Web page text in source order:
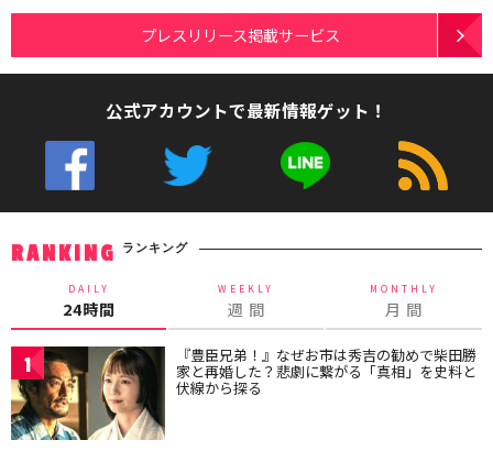
プレスリリース掲載サービス
公式アカウントで最新情報ゲット！
RANKING ランキング
DAILY
24時間
WEEKLY
週 間
MONTHLY
月 間
1 『豊臣兄弟！』なぜお市は秀吉の勧めで柴田勝
家と再婚した？悲劇に繋がる「真相」を史料と
伏線から探る